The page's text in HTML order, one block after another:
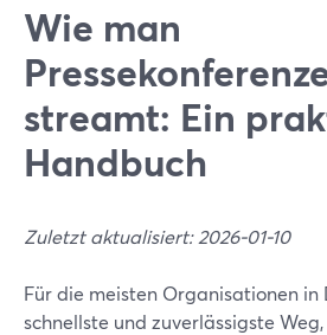
Wie man
streamt: Ein
Handbuch
Zuletzt aktualisiert: 2026-01-10
Für die meisten Organisationen
schnellste und zuverlässigste